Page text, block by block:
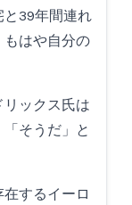
39年間連れ
はや自分の
リックス氏は
そうだ」と
するイーロ